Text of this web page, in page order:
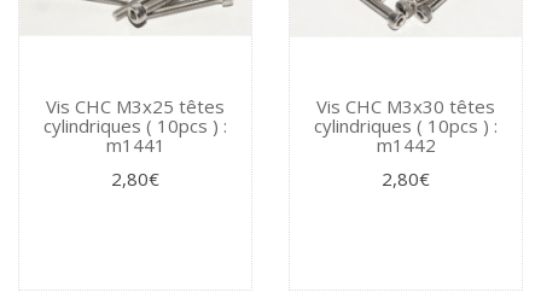
Vis CHC M3x25 têtes
cylindriques ( 10pcs ) :
m1441
2,80€
Vis CHC M3x30 têtes
cylindriques ( 10pcs ) :
m1442
2,80€